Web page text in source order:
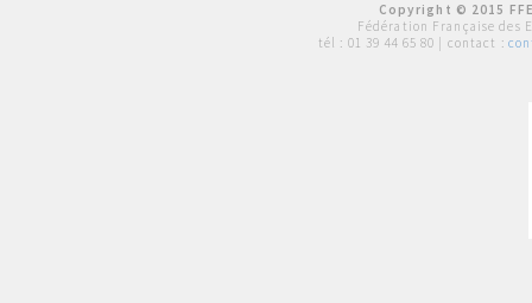
Copyright © 2015
Fédération Française des
tél : 01 39 44 65 80 | contact :